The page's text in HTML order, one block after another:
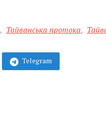
, Тайванська протока,
Telegram